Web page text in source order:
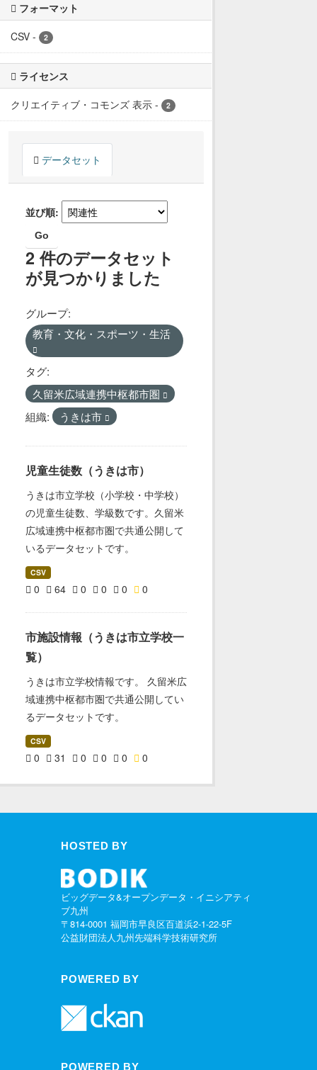
フォーマット
CSV - 2
ライセンス
クリエイティブ・コモンズ 表示 - 2
データセット
並び順
Go
2 件のデータセット
が見つかりました
グループ:
教育・文化・スポーツ・生活
タグ:
久留米広域連携中枢都市圏
組織:
うきは市
児童生徒数（うきは市）
うきは市立学校（小学校・中学校）
の児童生徒数、学級数です。久留米
広域連携中枢都市圏で共通公開して
いるデータセットです。
CSV
0 64 0 0 0 0
市施設情報（うきは市立学校一
覧）
うきは市立学校情報です。 久留米広
域連携中枢都市圏で共通公開してい
るデータセットです。
CSV
0 31 0 0 0 0
HOSTED BY
ビッグデータ&オープンデータ・イニシアティ
ブ九州
〒814-0001 福岡市早良区百道浜2-1-22-5F
公益財団法人九州先端科学技術研究所
POWERED BY
POWERED BY